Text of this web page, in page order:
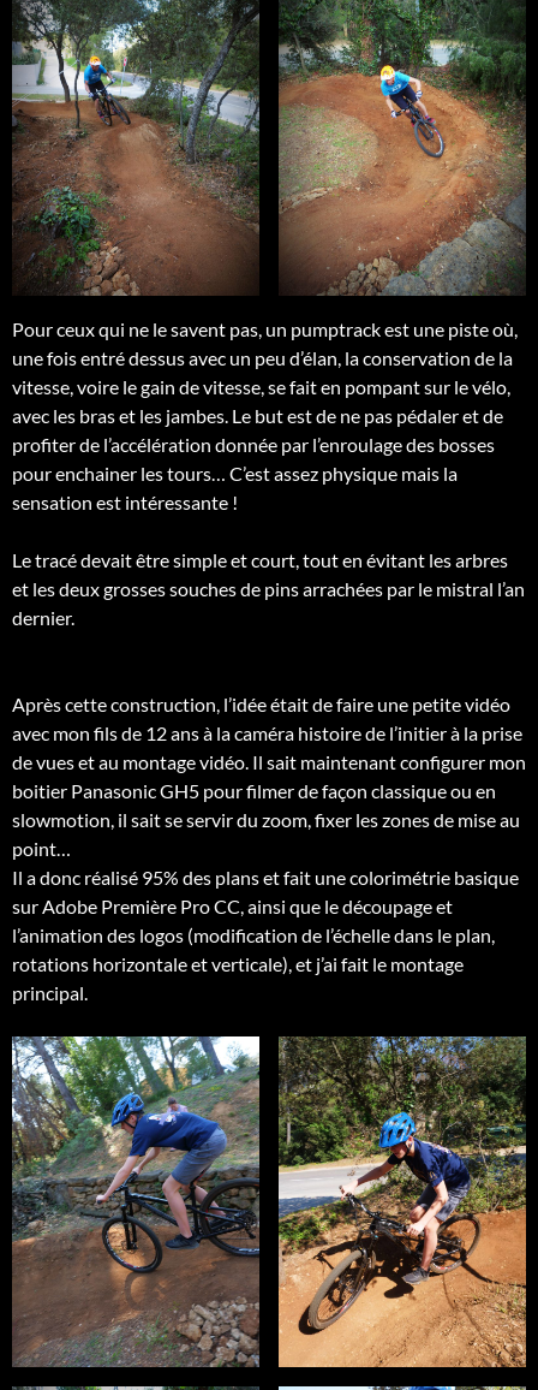
Pour ceux qui ne le savent pas, un pumptrack est une piste où,
une fois entré dessus avec un peu d’élan, la conservation de la
vitesse, voire le gain de vitesse, se fait en pompant sur le vélo,
avec les bras et les jambes. Le but est de ne pas pédaler et de
profiter de l’accélération donnée par l’enroulage des bosses
pour enchainer les tours… C’est assez physique mais la
sensation est intéressante !
Le tracé devait être simple et court, tout en évitant les arbres
et les deux grosses souches de pins arrachées par le mistral l’an
dernier.
Après cette construction, l’idée était de faire une petite vidéo
avec mon fils de 12 ans à la caméra histoire de l’initier à la prise
de vues et au montage vidéo. Il sait maintenant configurer mon
boitier Panasonic GH5 pour filmer de façon classique ou en
slowmotion, il sait se servir du zoom, fixer les zones de mise au
point…
Il a donc réalisé 95% des plans et fait une colorimétrie basique
sur Adobe Première Pro CC, ainsi que le découpage et
l’animation des logos (modification de l’échelle dans le plan,
rotations horizontale et verticale), et j’ai fait le montage
principal.